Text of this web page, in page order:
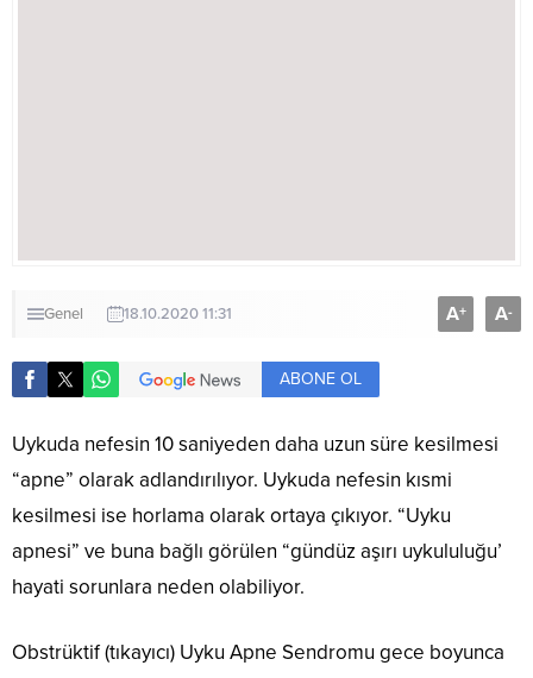
Genel 18.10.2020 11:31 A+ A-
ABONE OL
Uykuda nefesin 10 saniyeden daha uzun süre kesilmesi
“apne” olarak adlandırılıyor. Uykuda nefesin kısmi
kesilmesi ise horlama olarak ortaya çıkıyor. “Uyku
apnesi” ve buna bağlı görülen “gündüz aşırı uykululuğu’
hayati sorunlara neden olabiliyor.
Obstrüktif (tıkayıcı) Uyku Apne Sendromu gece boyunca